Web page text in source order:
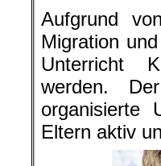
Aufgrund
Migration
Unterricht
werden.
organisierte
Eltern aktiv